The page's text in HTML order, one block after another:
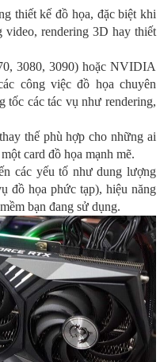
thiết kế đồ họa, đặc biệt khi
video, rendering 3D hay thiết
3080, 3090) hoặc NVIDIA
công việc đồ họa chuyên
tốc các tác vụ như rendering,
thế phù hợp cho những ai
card đồ họa mạnh mẽ.
các yếu tố như dung lượng
đồ họa phức tạp), hiệu năng
bạn đang sử dụng.